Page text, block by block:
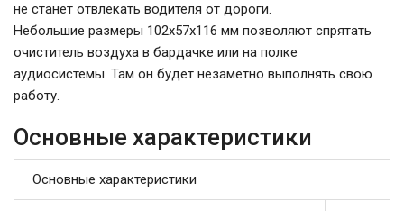
не станет отвлекать водителя от дороги.
Небольшие размеры 102х57х116 мм позволяют спрятать
очиститель воздуха в бардачке или на полке
аудиосистемы. Там он будет незаметно выполнять свою
работу.
Основные характеристики
Основные характеристики